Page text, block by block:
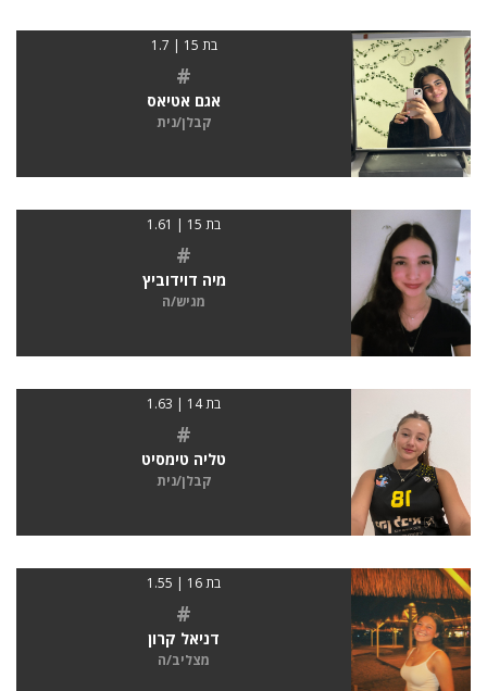
בת 15 | 1.7
#
אגם אטיאס
קבלן/נית
בת 15 | 1.61
#
מיה דוידוביץ
מגיש/ה
בת 14 | 1.63
#
טליה טימסיט
קבלן/נית
בת 16 | 1.55
#
דניאל קרון
מצליב/ה